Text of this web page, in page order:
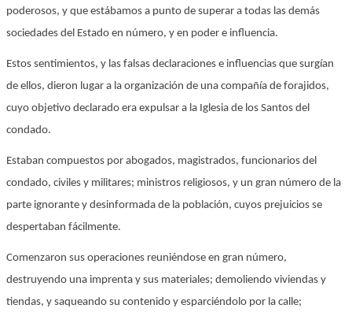
poderosos, y que estábamos a punto de superar a todas las demás
sociedades del Estado en número, y en poder e influencia.
Estos sentimientos, y las falsas declaraciones e influencias que surgían
de ellos, dieron lugar a la organización de una compañía de forajidos,
cuyo objetivo declarado era expulsar a la Iglesia de los Santos del
condado.
Estaban compuestos por abogados, magistrados, funcionarios del
condado, civiles y militares; ministros religiosos, y un gran número de la
parte ignorante y desinformada de la población, cuyos prejuicios se
despertaban fácilmente.
Comenzaron sus operaciones reuniéndose en gran número,
destruyendo una imprenta y sus materiales; demoliendo viviendas y
tiendas, y saqueando su contenido y esparciéndolo por la calle;